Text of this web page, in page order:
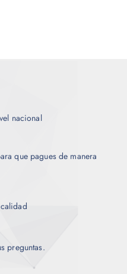
nacional
que pagues de manera
preguntas.